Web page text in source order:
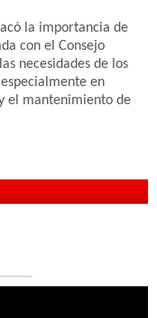
la importancia de
con el Consejo
necesidades de los
en
el mantenimiento de